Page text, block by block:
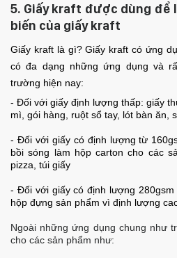
5. Giấy kraft được dùng để
biến của giấy kraft
Giấy kraft là gì? Giấy kraft có ứng
có đa dạng những ứng dụng và
trường hiện nay:
- Đối với giấy định lượng thấp: giấy
mì, gói hàng, ruột sổ tay, lót bàn ăn,
- Đối với giấy có định lượng từ
bồi sóng làm hộp carton cho các
pizza, túi giấy
- Đối với giấy có định lượng
hộp đựng sản phẩm vì định lượng
Ngoài những ứng dụng chung như
cho các sản phẩm như: